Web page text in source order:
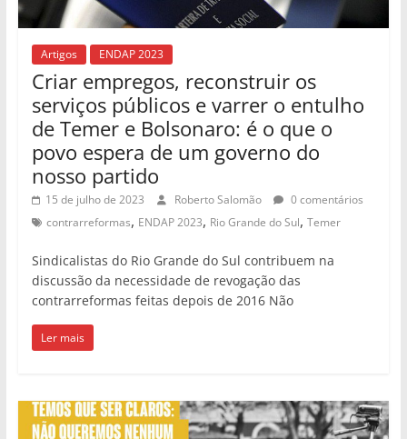
Artigos ENDAP 2023
Criar empregos, reconstruir os
serviços públicos e varrer o entulho
de Temer e Bolsonaro: é o que o
povo espera de um governo do
nosso partido
15 de julho de 2023 Roberto Salomão
0 comentários
contrarreformas, ENDAP 2023, Rio Grande do Sul, Temer
Sindicalistas do Rio Grande do Sul contribuem na
discussão da necessidade de revogação das
contrarreformas feitas depois de 2016 Não
Ler mais